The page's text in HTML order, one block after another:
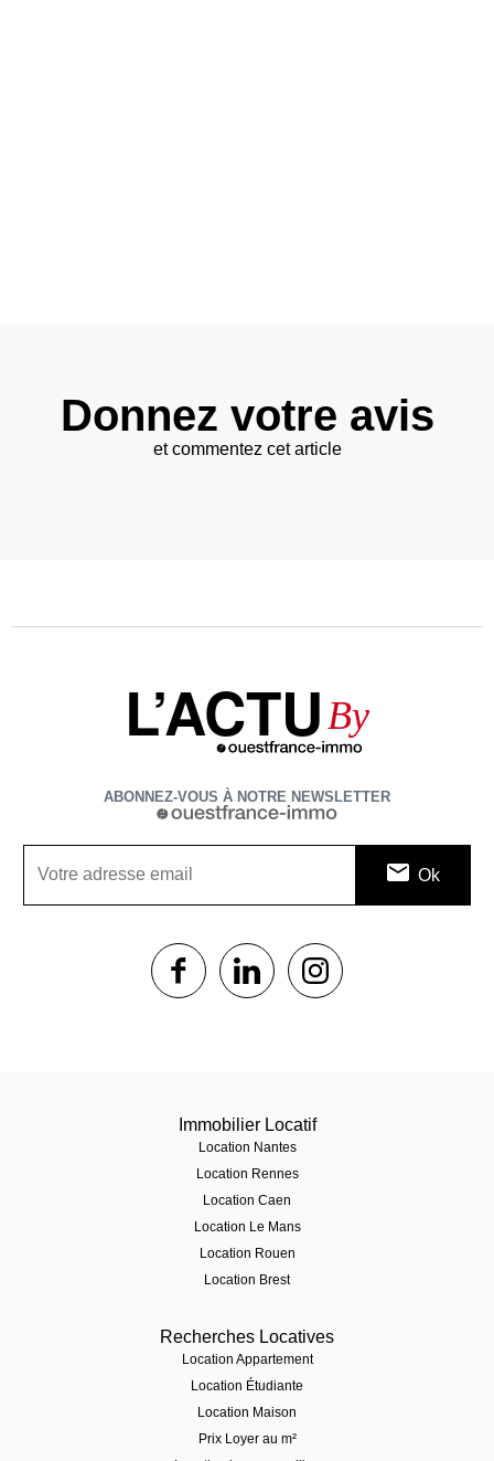
Donnez votre avis
et commentez cet article
L’ACTU By
ABONNEZ-VOUS À NOTRE NEWSLETTER
1$s 1$s
Immobilier Locatif
Location Nantes
Location Rennes
Location Caen
Location Le Mans
Location Rouen
Location Brest
Recherches Locatives
Location Appartement
Location Étudiante
Location Maison
Prix Loyer au m²